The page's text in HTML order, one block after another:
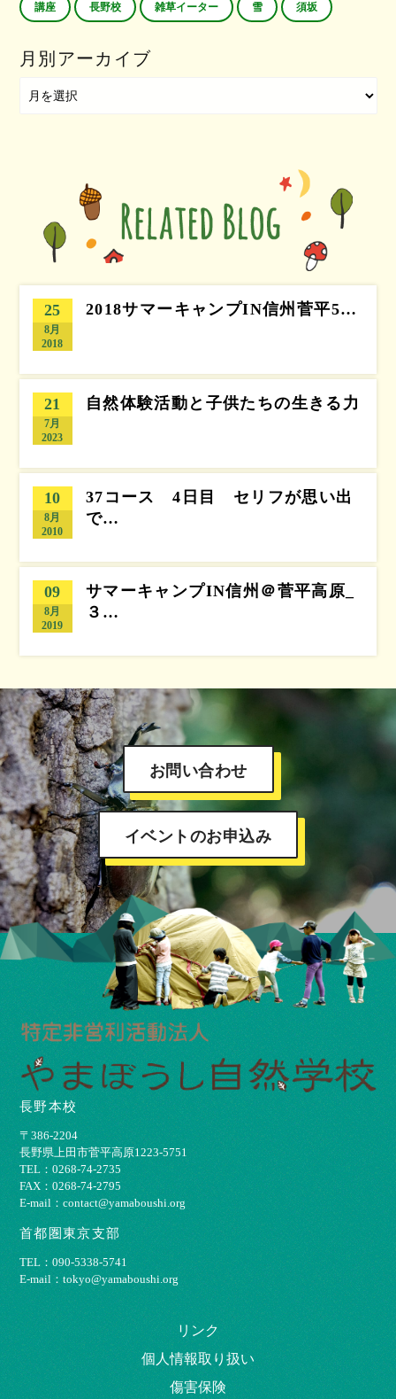
講座 長野校 雑草イーター 雪 須坂
月別アーカイブ
25
8月
2018
2018サマーキャンプIN信州菅平5…
21
7月
2023
自然体験活動と子供たちの生きる力
10
8月
2010
37コース 4日目 セリフが思い出
で…
09
8月
2019
サマーキャンプIN信州＠菅平高原_
３…
お問い合わせ
イベントのお申込み
長野本校
〒386-2204
⻑野県上⽥市菅平⾼原1223-5751
TEL：0268-74-2735
FAX：0268-74-2795
E-mail：contact@yamaboushi.org
首都圏東京支部
TEL：090-5338-5741
E-mail：tokyo@yamaboushi.org
リンク
個⼈情報取り扱い
傷害保険